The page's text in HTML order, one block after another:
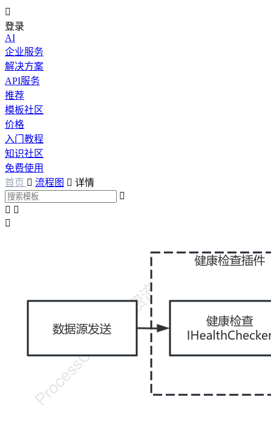

登录
AI
企业服务
解决方案
API服务
推荐
模板社区
价格
入门教程
知识社区
免费使用
首页  流程图  详情

 
